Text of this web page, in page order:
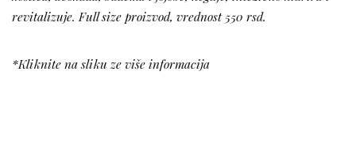
revitalizuje. Full size proizvod, vrednost 550 rsd.
*Kliknite na sliku ze više informacija